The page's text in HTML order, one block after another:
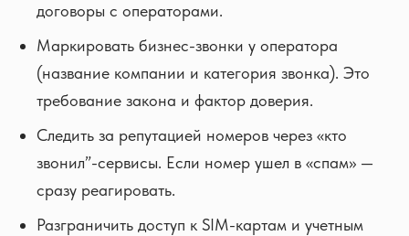
договоры с операторами.
Маркировать бизнес-звонки у оператора
(название компании и категория звонка). Это
требование закона и фактор доверия.
Следить за репутацией номеров через «кто
звонил”-сервисы. Если номер ушел в «спам» —
сразу реагировать.
Разграничить доступ к SIM-картам и учетным